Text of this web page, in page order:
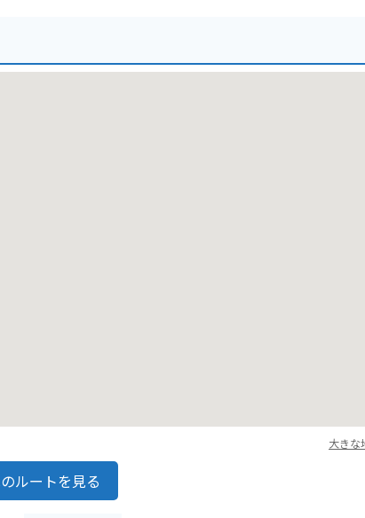
憩しながら、瀬戸内の風を感じてみてください。道の駅の周
大きな
ルートを見る